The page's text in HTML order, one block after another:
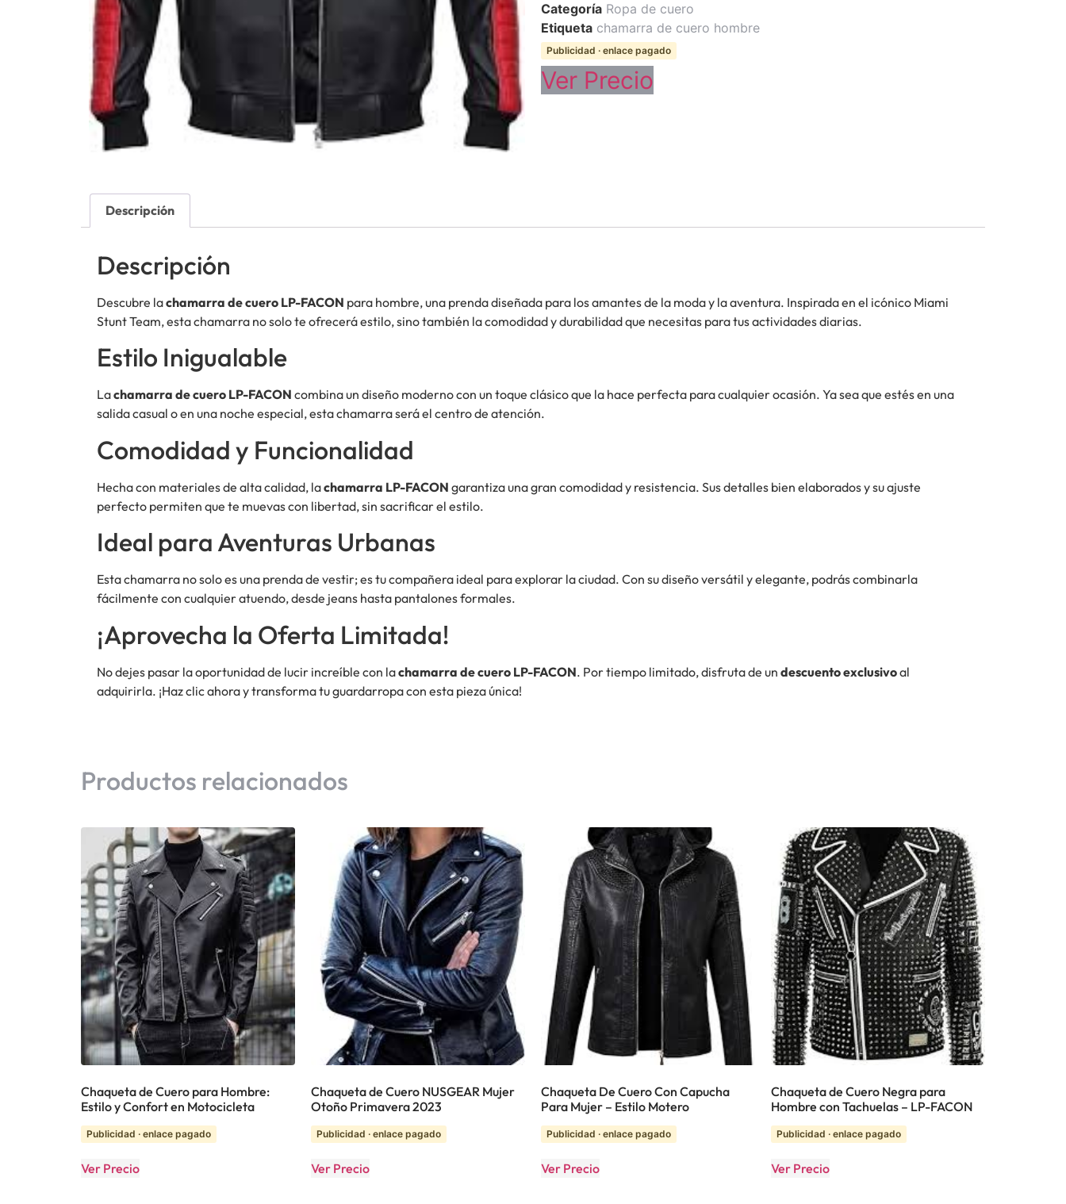
Categoría Ropa de cuero
Etiqueta chamarra de cuero hombre
Publicidad · enlace pagado
Ver Precio
Descripción
Descripción
Descubre lachamarra de cuero LP-FACON para hombre, una prenda diseñada para los amantes de la moda y la aventura. Inspirada en el icónico Miami
Stunt Team, esta chamarra no solo te ofrecerá estilo, sino también la comodidad y durabilidad que necesitas para tus actividades diarias.
Estilo Inigualable
Lachamarra de cuero LP-FACON combina un diseño moderno con un toque clásico que la hace perfecta para cualquier ocasión. Ya sea que estés en una
salida casual o en una noche especial, esta chamarra será el centro de atención.
Comodidad y Funcionalidad
Hecha con materiales de alta calidad, lachamarra LP-FACON garantiza una gran comodidad y resistencia. Sus detalles bien elaborados y su ajuste
perfecto permiten que te muevas con libertad, sin sacrificar el estilo.
Ideal para Aventuras Urbanas
Esta chamarra no solo es una prenda de vestir; es tu compañera ideal para explorar la ciudad. Con su diseño versátil y elegante, podrás combinarla
fácilmente con cualquier atuendo, desde jeans hasta pantalones formales.
¡Aprovecha la Oferta Limitada!
No dejes pasar la oportunidad de lucir increíble con lachamarra de cuero LP-FACON. Por tiempo limitado, disfruta de un descuento exclusivoal
adquirirla. ¡Haz clic ahora y transforma tu guardarropa con esta pieza única!
Productos relacionados
Chaqueta de Cuero para Hombre:
Estilo y Confort en Motocicleta
Publicidad · enlace pagado
Ver Precio
Chaqueta de Cuero NUSGEAR Mujer
Otoño Primavera 2023
Publicidad · enlace pagado
Ver Precio
Chaqueta De Cuero Con Capucha
Para Mujer – Estilo Motero
Publicidad · enlace pagado
Ver Precio
Chaqueta de Cuero Negra para
Hombre con Tachuelas – LP-FACON
Publicidad · enlace pagado
Ver Precio